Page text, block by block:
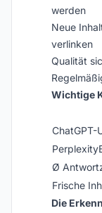
werden
Neue
verlinken
Qualität
Wichtige
ChatGPT-
Ø
Frische
Die